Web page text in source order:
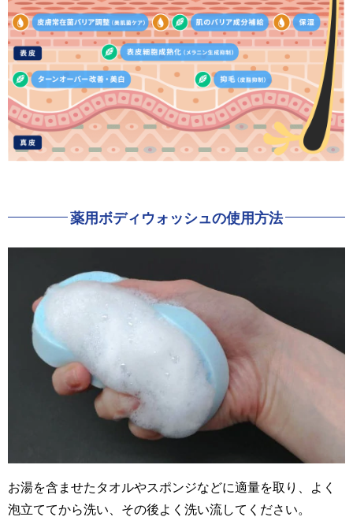
薬用ボディウォッシュの使用方法
お湯を含ませたタオルやスポンジなどに適量を取り、よく
泡立ててから洗い、その後よく洗い流してください。